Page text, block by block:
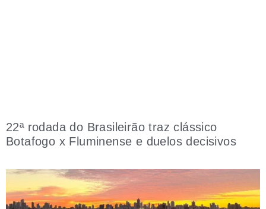
22ª rodada do Brasileirão traz clássico
Botafogo x Fluminense e duelos decisivos